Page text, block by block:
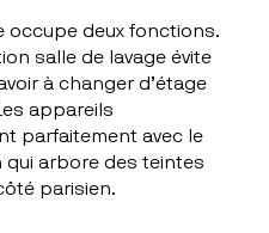
occupe deux fonctions.
salle de lavage évite
à changer d’étage
appareils
parfaitement avec le
arbore des teintes
parisien.